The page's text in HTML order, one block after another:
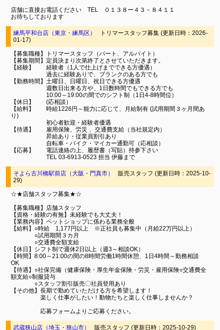
店舗に直接お電話ください TEL ０１３８ー４３－８４１１
お待ちしております
練馬平和台店（東京・練馬区）
トリマースタッフ募集 (更新日時：2026-
01-17)
【募集職種】トリマースタッフ（パート、アルバイト）
【募集期間】定員決まり次第終了とさせていただきます。
【経験】 経験者（1人で仕上げまでできる方優遇）
過去に経験ありで、ブランクのある方でも
【勤務時間】土曜日、日曜日、祝日できる方優遇
週数日出来る方や、1日数時間でもできる方でも
10:00～19:00の間でのシフト制（1日4-8時間位）
【休日】 (応相談）
【給料】 時給1226円～能力に応じて、月給制有 (試用期間３ヶ月間あ
り)
初心者歓迎・経験者優遇
【待遇】 雇用保険、労災 、交通費支給（当社規定内）
昇給あり・従業員割引あり
自転車・バイク・マイカー通勤可（応相談）
【応募】 電話連絡の上、履歴書（写貼）持参下さい
TEL 03-6913-0523 担当 伊藤まで
そよら古川橋駅前店（大阪・門真市）
販売スタッフ (更新日時：2025-10-
29)
☆★店舗スタッフ募集★☆
【募集職種】店舗スタッフ
【資格・経験の有無】未経験でも大丈夫！
【業務内容】ペットショップに係わる業務全般
【給料】○時給 1,177円以上 ※正社員も募集中（月給22万円以上）
○試用期間３カ月
○交通費全額支給
【休日】シフト制で週休2日以上（週3～相談OK）
【時間】8:00～21:00の間の8時間労働1時間休憩、1日4時間～勤務相談
OK
【待遇】○社保完備（健康保険・厚生年金保険・労災・雇用保険○交通費全
額支給○制服貸与
○スタッフ割引販売〇社員登用あり
【その他】長期で勤めていただける方を希望します！
楽しく仕事がしたい！動物たちと楽しく仕事しませんか？
応募フォームよりご応募ください。
武蔵狭山店（埼玉・狭山市） 販売スタッフ (更新日時：2025-10-29)